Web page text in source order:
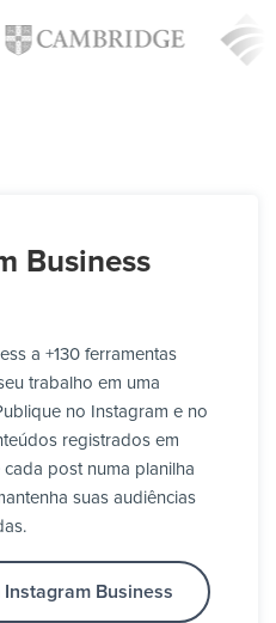
Business
a +130 ferramentas
trabalho em uma
no Instagram e no
registrados em
post numa planilha
suas audiências
Instagram Business